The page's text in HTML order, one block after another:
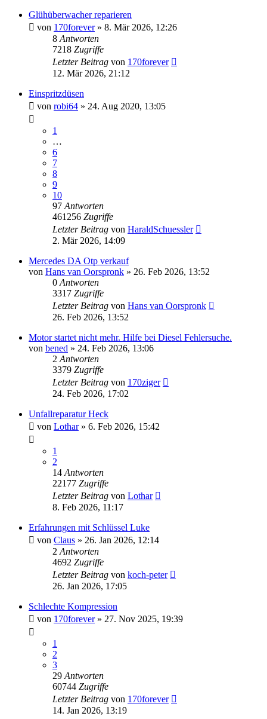
Glühüberwacher reparieren
von 170forever» 8. Mär 2026, 12:26
8 Antworten
7218 Zugriffe
Letzter Beitrag von 170forever
12. Mär 2026, 21:12
Einspritzdüsen
von robi64 » 24. Aug 2020, 13:05
1
…
6
7
8
9
10
97 Antworten
461256 Zugriffe
Letzter Beitrag von HaraldSchuessler
2. Mär 2026, 14:09
Mercedes DA Otp verkauf
von Hans van Oorspronk » 26. Feb 2026, 13:52
0 Antworten
3317 Zugriffe
Letzter Beitrag von Hans van Oorspronk
26. Feb 2026, 13:52
Motor startet nicht mehr. Hilfe bei Diesel Fehlersuche.
von bened » 24. Feb 2026, 13:06
2 Antworten
3379 Zugriffe
Letzter Beitrag von 170ziger
24. Feb 2026, 17:02
Unfallreparatur Heck
von Lothar» 6. Feb 2026, 15:42
1
2
14 Antworten
22177 Zugriffe
Letzter Beitrag von Lothar
8. Feb 2026, 11:17
Erfahrungen mit Schlüssel Luke
von Claus » 26. Jan 2026, 12:14
2 Antworten
4692 Zugriffe
Letzter Beitrag von koch-peter
26. Jan 2026, 17:05
Schlechte Kompression
von 170forever» 27. Nov 2025, 19:39
1
2
3
29 Antworten
60744 Zugriffe
Letzter Beitrag von 170forever
14. Jan 2026, 13:19